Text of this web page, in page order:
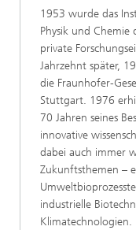
1953 wurde das
Physik und Chemie
private
Jahrzehnt später,
die Fraunhofer-
Stuttgart. 1976
70 Jahren seines
innovative
dabei auch immer
Zukunftsthemen –
industrielle
Klimatechnologien.